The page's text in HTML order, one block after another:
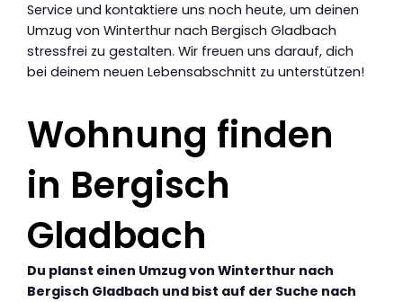
Service und kontaktiere uns noch heute, um deinen
Umzug von Winterthur nach Bergisch Gladbach
stressfrei zu gestalten. Wir freuen uns darauf, dich
bei deinem neuen Lebensabschnitt zu unterstützen!
Wohnung finden
in Bergisch
Gladbach
Du planst einen Umzug von Winterthur nach
Bergisch Gladbach und bist auf der Suche nach